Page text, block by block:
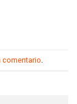
comentario